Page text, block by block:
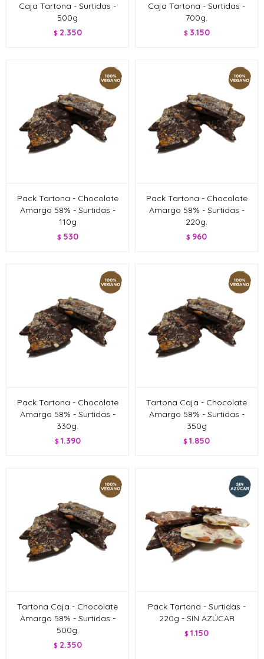
Caja Tartona - Surtidas -
500g
$ 2.350
Caja Tartona - Surtidas -
700g.
$ 3.150
Pack Tartona - Chocolate
Amargo 58% - Surtidas -
110g
$ 530
Pack Tartona - Chocolate
Amargo 58% - Surtidas -
220g.
$ 960
Pack Tartona - Chocolate
Amargo 58% - Surtidas -
330g.
$ 1.390
Tartona Caja - Chocolate
Amargo 58% - Surtidas -
350g
$ 1.850
Tartona Caja - Chocolate
Amargo 58% - Surtidas -
500g.
$ 2.350
Pack Tartona - Surtidas -
220g - SIN AZÚCAR
$ 1.150